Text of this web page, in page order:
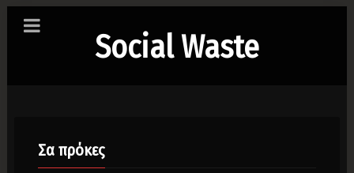
Social Waste
Σα πρόκες